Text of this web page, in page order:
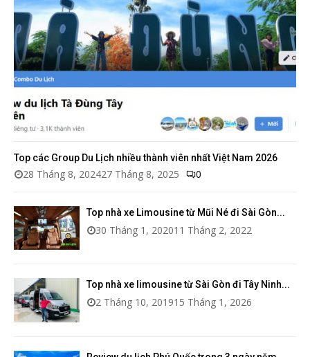
Top các Group Du Lịch nhiều thành viên nhất Việt Nam 2026
28 Tháng 8, 202427 Tháng 8, 2025 0
Top nhà xe Limousine từ Mũi Né đi Sài Gòn...
30 Tháng 1, 202011 Tháng 2, 2022
Top nhà xe limousine từ Sài Gòn đi Tây Ninh...
2 Tháng 10, 201915 Tháng 1, 2026